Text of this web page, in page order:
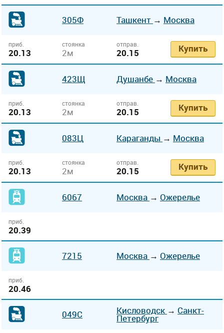
305Ф Ташкент → Москва
приб.
20.13
стоянка
2м
отправ.
20.15 Купить
423Щ Душанбе → Москва
приб.
20.13
стоянка
2м
отправ.
20.15 Купить
083Ц Караганды → Москва
приб.
20.13
стоянка
2м
отправ.
20.15 Купить
6067 Москва → Ожерелье
приб.
20.39
7215 Москва → Ожерелье
приб.
20.46
049С Кисловодск → Санкт-
Петербург